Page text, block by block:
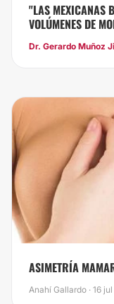
"LAS MEXICANAS
VOLÚMENES DE
Dr. Gerardo Muñoz
ASIMETRÍA
Anahí Gallardo · 16